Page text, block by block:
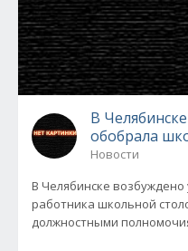
В
обобрала
Новости
В Челябинске
работника школьной
должностными